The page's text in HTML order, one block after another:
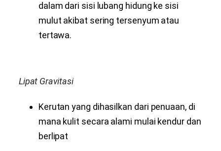
dalam dari sisi lubang hidung ke sisi
mulut akibat sering tersenyum atau
tertawa.
Lipat Gravitasi
Kerutan yang dihasilkan dari penuaan, di
mana kulit secara alami mulai kendur dan
berlipat